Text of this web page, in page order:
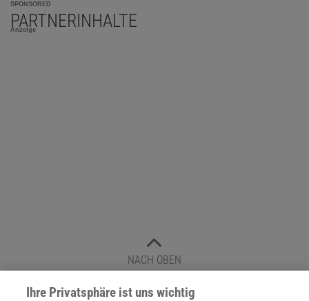
SPONSORED
PARTNERINHALTE
Anzeige
NACH OBEN
Ihre Privatsphäre ist uns wichtig